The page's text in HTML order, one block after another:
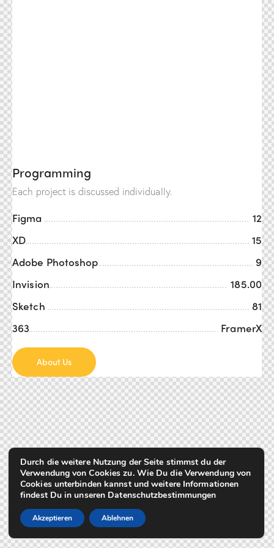
Programming
Each project is discussed individually.
Figma
12
XD
15
Adobe Photoshop
9
Invision
185.00
Sketch
81
FramerX
363
About Us
Durch die weitere Nutzung der Seite stimmst du der
Verwendung von Cookies zu. Wie Du die Verwendung von
Cookies unterbinden kannst und weitere Informationen
findest Du in unseren Datenschutzbestimmungen
Akzeptieren Ablehnen